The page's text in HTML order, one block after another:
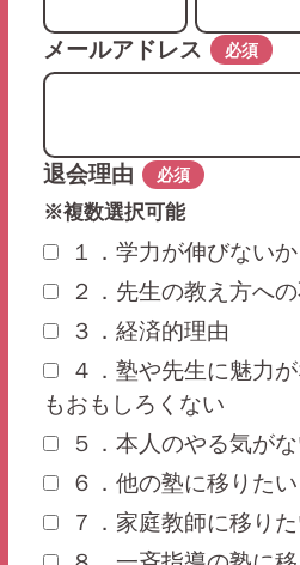
メールアドレス 必須
退会理由 必須
※複数選択可能
１．学力が伸びないか
２．先生の教え方へ
３．経済的理由
４．塾や先生に魅力
もおもしろくない
５．本人のやる気が
６．他の塾に移りたい
７．家庭教師に移り